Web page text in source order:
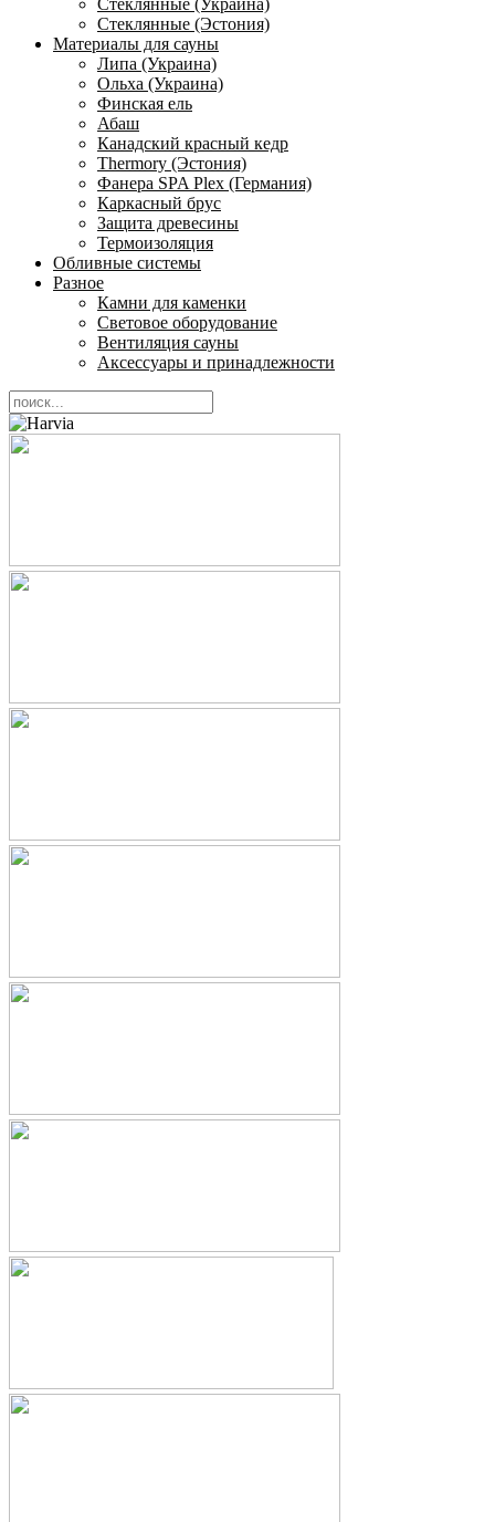
Стеклянные (Эстония)
Материалы для сауны
Липа (Украина)
Ольха (Украина)
Финская ель
Абаш
Канадский красный кедр
Thermory (Эстония)
Фанера SPA Plex (Германия)
Каркасный брус
Защита древесины
Термоизоляция
Обливные системы
Разное
Камни для каменки
Световое оборудование
Вентиляция сауны
Аксессуары и принадлежности